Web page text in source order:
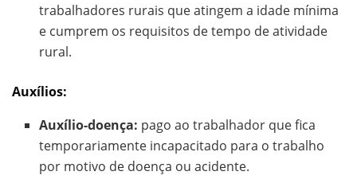
trabalhadores rurais que atingem a idade mínima
e cumprem os requisitos de tempo de atividade
rural.
Auxílios:
Auxílio-doença: pago ao trabalhador que fica
temporariamente incapacitado para o trabalho
por motivo de doença ou acidente.